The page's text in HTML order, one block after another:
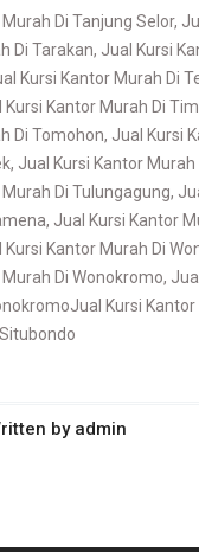
Di Tanjung Selor,
Di Tarakan, Jual Kursi
Kursi Kantor Murah Di
Kursi Kantor Murah Di
Di Tomohon, Jual Kursi
, Jual Kursi Kantor Murah
Di Tulungagung,
, Jual Kursi Kantor
Kursi Kantor Murah Di
Di Wonokromo,
Kursi Kantor
Situbondo
by admin